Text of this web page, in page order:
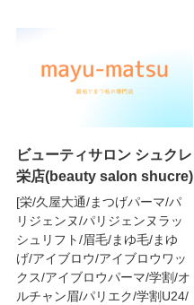
ビューティサロン シュクレ
栄店(beauty salon shucre)
[栄/久屋大通/まつげパーマ/パ
リジェンヌ/パリジェンヌラッ
シュリフト/眉毛/まゆ毛/まゆ
げ/アイブロウ/アイブロウワッ
クス/アイブロウパーマ/学割/オ
ルチャン眉/パリエク/学割U24/